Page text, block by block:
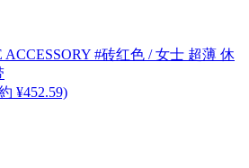
#砖红色 / 女士 超薄 休
¥452.59)